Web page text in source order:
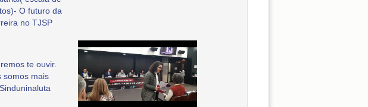
O futuro da
no TJSP
te ouvir.
somos mais